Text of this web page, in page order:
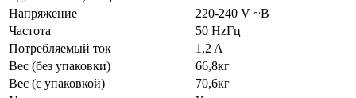
Напряжение
220-240 V ~В
Частота
50 HzГц
Потребляемый ток
1,2 A
Вес (без упаковки)
66,8кг
Вес (с упаковкой)
70,6кг